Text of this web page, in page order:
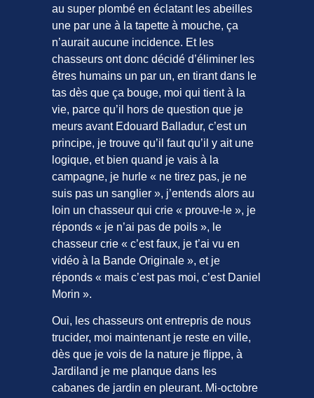
au super plombé en éclatant les abeilles
une par une à la tapette à mouche, ça
n’aurait aucune incidence. Et les
chasseurs ont donc décidé d’éliminer les
êtres humains un par un, en tirant dans le
tas dès que ça bouge, moi qui tient à la
vie, parce qu’il hors de question que je
meurs avant Edouard Balladur, c’est un
principe, je trouve qu’il faut qu’il y ait une
logique, et bien quand je vais à la
campagne, je hurle « ne tirez pas, je ne
suis pas un sanglier », j’entends alors au
loin un chasseur qui crie « prouve-le », je
réponds « je n’ai pas de poils », le
chasseur crie « c’est faux, je t’ai vu en
vidéo à la Bande Originale », et je
réponds « mais c’est pas moi, c’est Daniel
Morin ».
Oui, les chasseurs ont entrepris de nous
trucider, moi maintenant je reste en ville,
dès que je vois de la nature je flippe, à
Jardiland je me planque dans les
cabanes de jardin en pleurant. Mi-octobre